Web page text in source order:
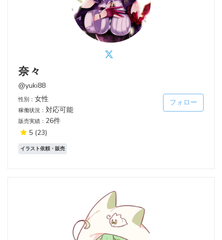
奈々
@yuki88
性別： 女性
稼働状況： 対応可能
販売実績： 26件
5 (23)
フォロー
イラスト依頼・販売